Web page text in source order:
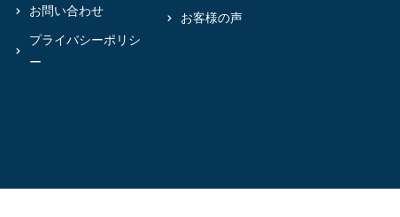
お問い合わせ
プライバシーポリシ
ー
お客様の声